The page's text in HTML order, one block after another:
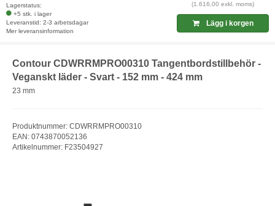
Lagerstatus:
+5 stk. i lager
Leveranstid: 2-3 arbetsdagar
Mer leveransinformation
(1.616,00 exkl. moms)
Lägg i korgen
Contour CDWRRMPRO00310 Tangentbordstillbehör -
Veganskt läder - Svart - 152 mm - 424 mm
23 mm
Produktnummer: CDWRRMPRO00310
EAN: 0743870052136
Artikelnummer: F23504927